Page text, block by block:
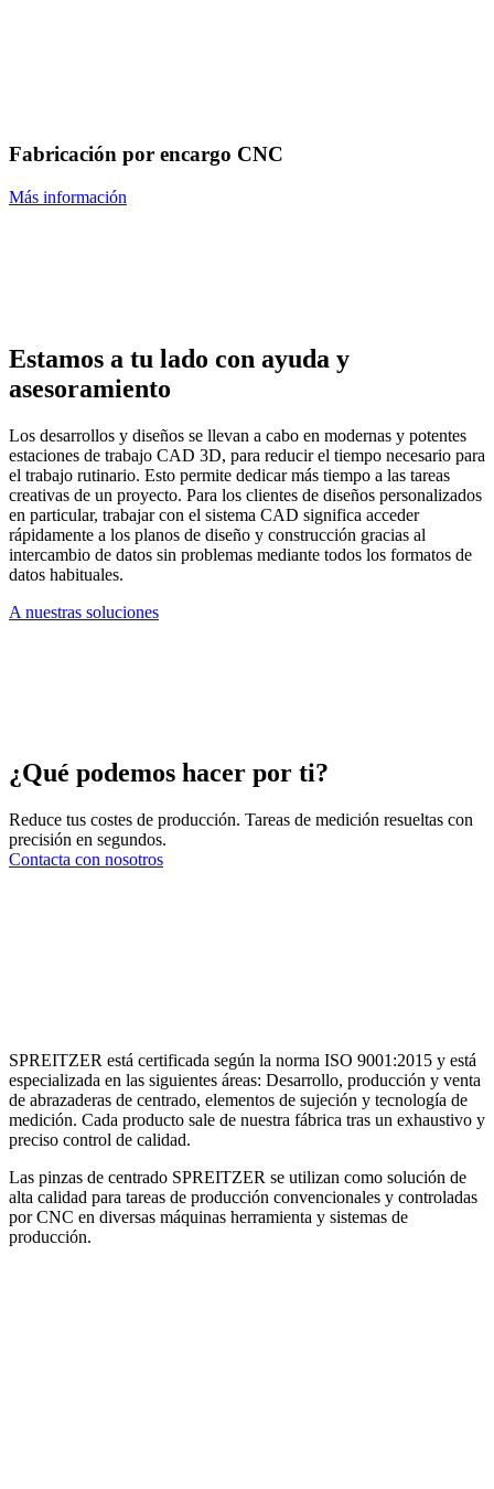
Fabricación por encargo CNC
Más información
Estamos a tu lado con ayuda y
asesoramiento
Los desarrollos y diseños se llevan a cabo en modernas y potentes
estaciones de trabajo CAD 3D, para reducir el tiempo necesario para
el trabajo rutinario. Esto permite dedicar más tiempo a las tareas
creativas de un proyecto. Para los clientes de diseños personalizados
en particular, trabajar con el sistema CAD significa acceder
rápidamente a los planos de diseño y construcción gracias al
intercambio de datos sin problemas mediante todos los formatos de
datos habituales.
A nuestras soluciones
¿Qué podemos hacer por ti?
Reduce tus costes de producción. Tareas de medición resueltas con
precisión en segundos.
Contacta con nosotros
SPREITZER está certificada según la norma ISO 9001:2015 y está
especializada en las siguientes áreas: Desarrollo, producción y venta
de abrazaderas de centrado, elementos de sujeción y tecnología de
medición. Cada producto sale de nuestra fábrica tras un exhaustivo y
preciso control de calidad.
Las pinzas de centrado SPREITZER se utilizan como solución de
alta calidad para tareas de producción convencionales y controladas
por CNC en diversas máquinas herramienta y sistemas de
producción.